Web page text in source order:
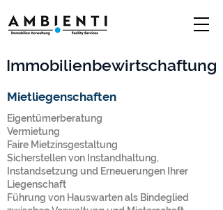
Immobilienbewirtschaftung
Mietliegenschaften
Eigentümerberatung
Vermietung
Faire Mietzinsgestaltung
Sicherstellen von Instandhaltung,
Instandsetzung und Erneuerungen Ihrer
Liegenschaft
Führung von Hauswarten als Bindeglied